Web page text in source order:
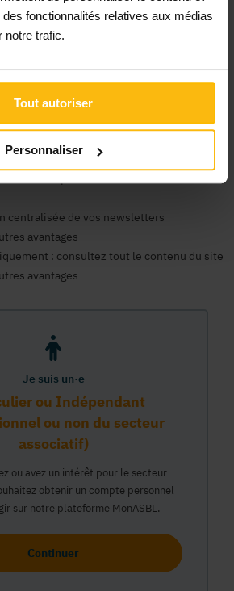
fonctionnalités relatives aux médias
notre trafic.
Tout autoriser
Personnaliser
Je suis un·e
ou Indépendant
ou non du secteur
associatif)
ou avez un intérêt pour le secteur
obtenir un compte personnel
sur notre plateforme MonASBL.
Continuer
est nécessaire pour bénéficier au nom
de la plateforme MonASBL.be :
nos fiches infos et bénéficier du
annonces, consulter notre contenu
bénéficier d'un support expert, etc.
pour tous nos sites
centralisée de vos newsletters
avantages
: consultez tout le contenu du site
avantages